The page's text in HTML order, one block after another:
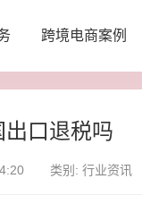
跨境电商案例
出口退税吗
类别:行业资讯